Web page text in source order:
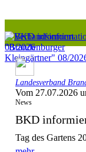
Landesverband
Vom 27.07.2026
News
BKD
Tag des Gartens